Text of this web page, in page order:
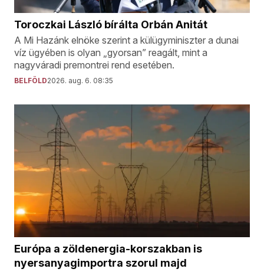
Toroczkai László bírálta Orbán Anitát
A Mi Hazánk elnöke szerint a külügyminiszter a dunai
víz ügyében is olyan „gyorsan” reagált, mint a
nagyváradi premontrei rend esetében.
BELFÖLD2026. aug. 6. 08:35
Európa a zöldenergia-korszakban is
nyersanyagimportra szorul majd